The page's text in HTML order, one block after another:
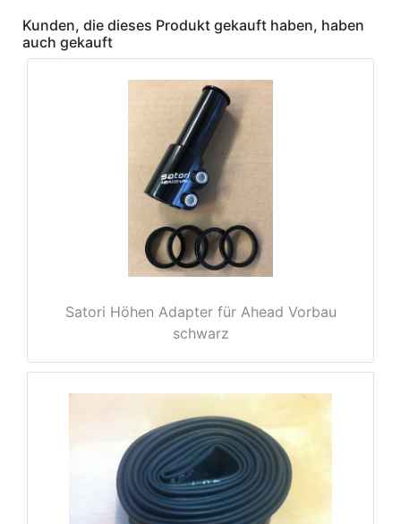
Kunden, die dieses Produkt gekauft haben, haben
auch gekauft
Satori Höhen Adapter für Ahead Vorbau
schwarz